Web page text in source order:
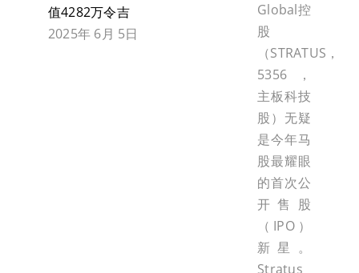
值4282万令吉
2025年 6月 5日
Global控
股
（STRATUS，
5356，
主板科技
股）无疑
是今年马
股最耀眼
的首次公
开售股
（IPO）
新星。
Stratus